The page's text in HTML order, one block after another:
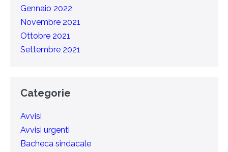
Gennaio 2022
Novembre 2021
Ottobre 2021
Settembre 2021
Categorie
Avvisi
Avvisi urgenti
Bacheca sindacale